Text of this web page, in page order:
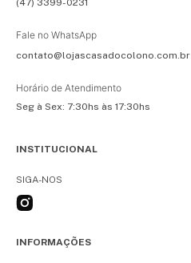
(47) 3399-0231
Fale no WhatsApp
contato@lojascasadocolono.com.br
Horário de Atendimento
Seg à Sex: 7:30hs às 17:30hs
INSTITUCIONAL
SIGA-NOS
INFORMAÇÕES